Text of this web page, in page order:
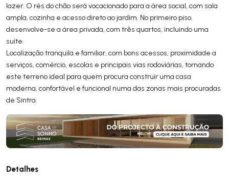
lazer. O rés do chão será vocacionado para a área social, com sala
ampla, cozinha e acesso direto ao jardim. No primeiro piso,
desenvolve-se a área privada, com três quartos, incluindo uma
suíte.
Localização tranquila e familiar, com bons acessos, proximidade a
serviços, comércio, escolas e principais vias rodoviárias, tornando
este terreno ideal para quem procura construir uma casa
moderna, confortável e funcional numa das zonas mais procuradas
de Sintra.
Detalhes